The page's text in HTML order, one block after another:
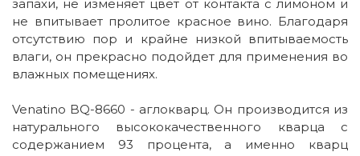
запахи, не изменяет цвет от контакта с лимоном и
не впитывает пролитое красное вино. Благодаря
отсутствию пор и крайне низкой впитываемость
влаги, он прекрасно подойдет для применения во
влажных помещениях.
Venatino BQ-8660 - аглокварц. Он производится из
натурального высококачественного кварца с
содержанием 93 процента, а именно кварц